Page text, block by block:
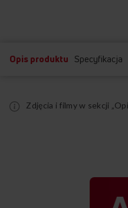
Opis produktu Specyfikacja
Zdjęcia i filmy w sekcji